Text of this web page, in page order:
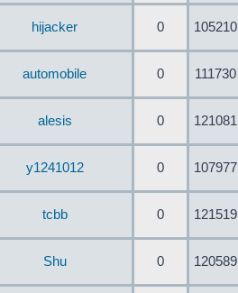
hijacker 0 105210
automobile 0 111730
alesis 0 121081
y1241012 0 107977
tcbb 0 121519
Shu 0 120589